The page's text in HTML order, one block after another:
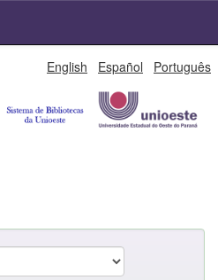
English Español Português